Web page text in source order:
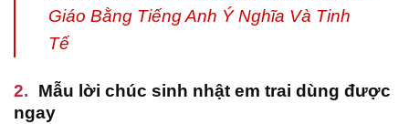
Giáo Bằng Tiếng Anh Ý Nghĩa Và Tinh
Tế
Mẫu lời chúc sinh nhật em trai dùng được
ngay